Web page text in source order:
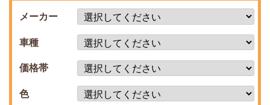
メーカー
車種
価格帯
色